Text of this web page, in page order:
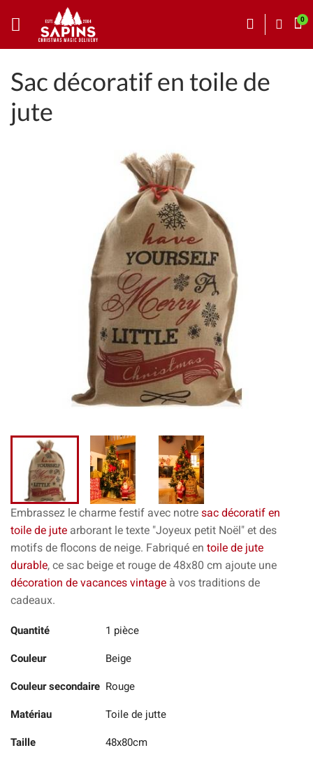
Sac décoratif en toile de
jute
Embrassez le charme festif avec notre sac décoratif en
toile de jute arborant le texte "Joyeux petit Noël" et des
motifs de flocons de neige. Fabriqué en toile de jute
durable, ce sac beige et rouge de 48x80 cm ajoute une
décoration de vacances vintage à vos traditions de
cadeaux.
Quantité 1 pièce
Couleur Beige
Couleur secondaire Rouge
Matériau Toile de jutte
Taille 48x80cm